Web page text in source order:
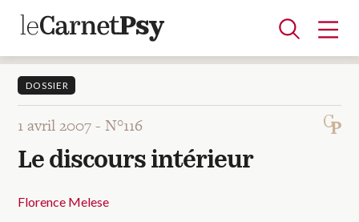
Articles
A la une
Adolescence
Dispositif
Enfance
Périnatalité
Psychanalyse
Psychopathologie
Soin
DOSSIER
1 avril 2007 -N°116
Le discours intérieur
Florence Melese